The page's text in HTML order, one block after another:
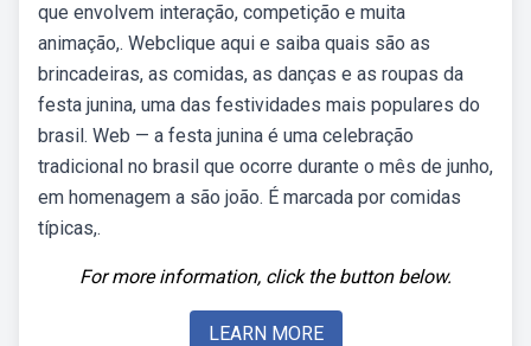
que envolvem interação, competição e muita
animação,. Webclique aqui e saiba quais são as
brincadeiras, as comidas, as danças e as roupas da
festa junina, uma das festividades mais populares do
brasil. Web — a festa junina é uma celebração
tradicional no brasil que ocorre durante o mês de junho,
em homenagem a são joão. É marcada por comidas
típicas,.
For more information, click the button below.
LEARN MORE